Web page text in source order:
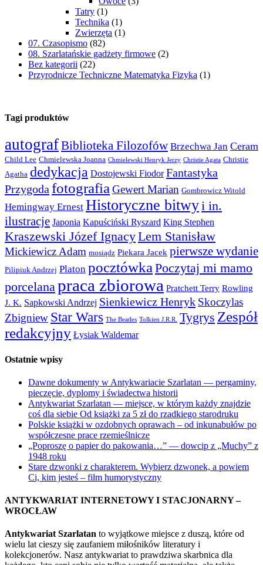
Tatry (1)
Technika (1)
Zwierzęta (1)
07. Czasopismo (82)
08. Szarlatańskie gadżety firmowe (2)
Bez kategorii (22)
Przyrodnicze Techniczne Matematyka Fizyka (1)
Tagi produktów
autografBiblioteka Filozofów Brzechwa Jan Ceram
Child Lee Chmielewska Joanna Chmielewski Henryk Jerzy Christie Agata Christie
Agatha dedykacja Dostojewski Fiodor Fantastyka
Przygoda fotografia Gewert Marian Gombrowicz Witold
Hemingway Ernest Historyczne bitwyi in.
ilustracje Japonia Kapuściński Ryszard King Stephen
Kraszewski Józef IgnacyLem Stanisław
Mickiewicz Adam mosiądz Piekara Jacek pierwsze wydanie
Pilipiuk Andrzej Platon pocztówka Poczytaj mi mamo
porcelanapraca zbiorowa Pratchett Terry Rowling
J. K. Sapkowski Andrzej Sienkiewicz Henryk Skoczylas
Zbigniew Star Wars The Beatles Tolkien J.R.R. Tygrys Zespół
redakcyjny Łysiak Waldemar
Ostatnie wpisy
Dawne dokumenty w Antykwariacie Szarlatan — pergaminy,
pieczęcie, dyplomy i świadectwa historii
Antykwariat Szarlatan — miejsce, w którym każdy znajdzie
coś dla siebie Od książki za 5 zł do rzadkiego starodruku
Polskie książki w ozdobnych oprawach – od inkunabułów po
współczesne prace rzemieślnicze
„Poproszę o papier do pakowania…” — dowcip z „Muchy” z
1948 roku
Stare dzwonki z charakterem. Wybierz dzwonek, a powiem
Ci, kim jesteś – film humorystyczny
ANTYKWARIAT INTERNETOWY I STACJONARNY –
WROCŁAW
Antykwariat Szarlatan to wyjątkowe miejsce z duszą, które od
wielu lat cieszy się zaufaniem miłośników literatury i
kolekcjonerów. Nasz antykwariat to prawdziwa skarbnica dla